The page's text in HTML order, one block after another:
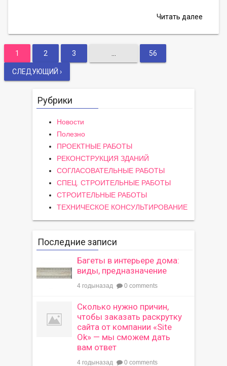
Читать далее
Навигация
по
записям
1 2 3 56
СЛЕДУЮЩИЙ ›
Рубрики
Новости
Полезно
ПРОЕКТНЫЕ РАБОТЫ
РЕКОНСТРУКЦИЯ ЗДАНИЙ
СОГЛАСОВАТЕЛЬНЫЕ РАБОТЫ
СПЕЦ. СТРОИТЕЛЬНЫЕ РАБОТЫ
СТРОИТЕЛЬНЫЕ РАБОТЫ
ТЕХНИЧЕСКОЕ КОНСУЛЬТИРОВАНИЕ
Последние записи
Багеты в интерьере дома:
виды, предназначение
4 годыназад 0 comments
Сколько нужно причин,
чтобы заказать раскрутку
сайта от компании «Site
Ok» — мы сможем дать
вам ответ
4 годыназад 0 comments